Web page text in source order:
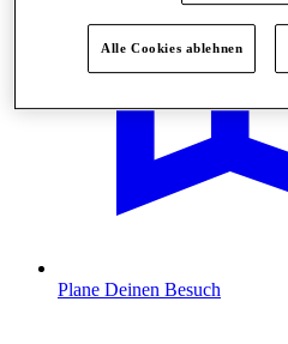
Plane Deinen Besuch
Alle Cookies ablehnen